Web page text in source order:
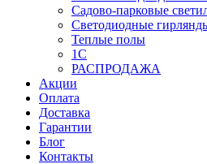
Садово-парковые
Светодиодные
Теплые полы
1С
РАСПРОДАЖА
Акции
Оплата
Доставка
Гарантии
Блог
Контакты